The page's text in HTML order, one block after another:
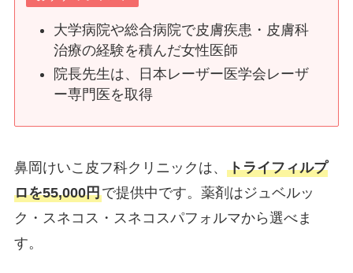
大学病院や総合病院で皮膚疾患・皮膚科
治療の経験を積んだ女性医師
院長先生は、日本レーザー医学会レーザ
ー専門医を取得
鼻岡けいこ皮フ科クリニックは、 トライフィルプ
ロを55,000円で提供中です。薬剤はジュベルッ
ク・スネコス・スネコスパフォルマから選べま
す。